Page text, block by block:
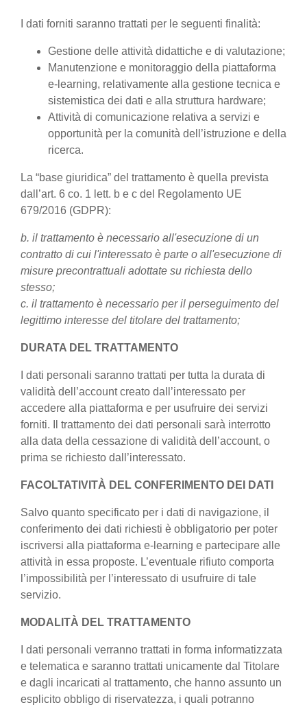
I dati forniti saranno trattati per le seguenti finalità:
Gestione delle attività didattiche e di valutazione;
Manutenzione e monitoraggio della piattaforma
e-learning, relativamente alla gestione tecnica e
sistemistica dei dati e alla struttura hardware;
Attività di comunicazione relativa a servizi e
opportunità per la comunità dell’istruzione e della
ricerca.
La “base giuridica” del trattamento è quella prevista
dall’art. 6 co. 1 lett. b e c del Regolamento UE
679/2016 (GDPR):
b. il trattamento è necessario all'esecuzione di un
contratto di cui l'interessato è parte o all'esecuzione di
misure precontrattuali adottate su richiesta dello
stesso;
c. il trattamento è necessario per il perseguimento del
legittimo interesse del titolare del trattamento;
DURATA DEL TRATTAMENTO
I dati personali saranno trattati per tutta la durata di
validità dell’account creato dall’interessato per
accedere alla piattaforma e per usufruire dei servizi
forniti. Il trattamento dei dati personali sarà interrotto
alla data della cessazione di validità dell’account, o
prima se richiesto dall’interessato.
FACOLTATIVITÀ DEL CONFERIMENTO DEI DATI
Salvo quanto specificato per i dati di navigazione, il
conferimento dei dati richiesti è obbligatorio per poter
iscriversi alla piattaforma e-learning e partecipare alle
attività in essa proposte. L’eventuale rifiuto comporta
l’impossibilità per l’interessato di usufruire di tale
servizio.
MODALITÀ DEL TRATTAMENTO
I dati personali verranno trattati in forma informatizzata
e telematica e saranno trattati unicamente dal Titolare
e dagli incaricati al trattamento, che hanno assunto un
esplicito obbligo di riservatezza, i quali potranno